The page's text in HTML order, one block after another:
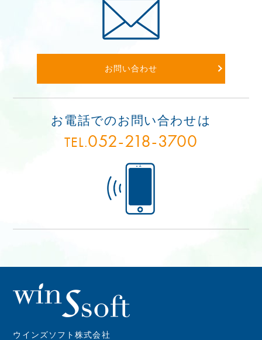
お問い合わせ
お電話でのお問い合わせは
TEL.052-218-3700
ウインズソフト株式会社